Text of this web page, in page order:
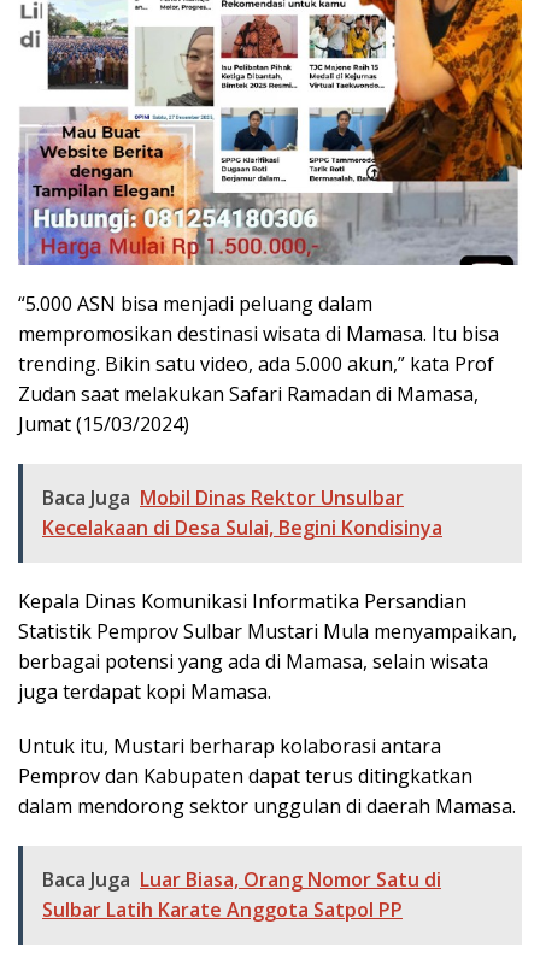
“5.000 ASN bisa menjadi peluang dalam
mempromosikan destinasi wisata di Mamasa. Itu bisa
trending. Bikin satu video, ada 5.000 akun,” kata Prof
Zudan saat melakukan Safari Ramadan di Mamasa,
Jumat (15/03/2024)
Baca Juga Mobil Dinas Rektor Unsulbar
Kecelakaan di Desa Sulai, Begini Kondisinya
Kepala Dinas Komunikasi Informatika Persandian
Statistik Pemprov Sulbar Mustari Mula menyampaikan,
berbagai potensi yang ada di Mamasa, selain wisata
juga terdapat kopi Mamasa.
Untuk itu, Mustari berharap kolaborasi antara
Pemprov dan Kabupaten dapat terus ditingkatkan
dalam mendorong sektor unggulan di daerah Mamasa.
Baca Juga Luar Biasa, Orang Nomor Satu di
Sulbar Latih Karate Anggota Satpol PP